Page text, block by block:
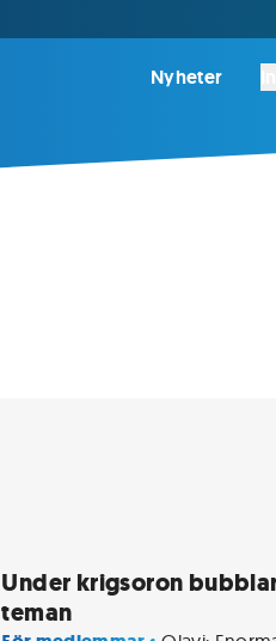
Nyheter
Under krigsoron
teman